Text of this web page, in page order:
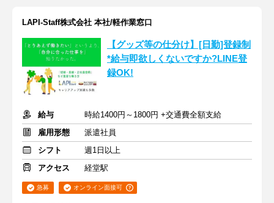
LAPI-Staff株式会社 本社/軽作業窓口
【グッズ等の仕分け】[日勤]登録制
*給与即欲しくないですか?LINE登
録OK!
給与
時給1400円～1800円 +交通費全額支給
雇用形態
派遣社員
シフト
週1日以上
アクセス
経堂駅
急募 オンライン面接可